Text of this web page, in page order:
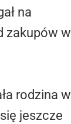
na
zakupów w
rodzina w
jeszcze